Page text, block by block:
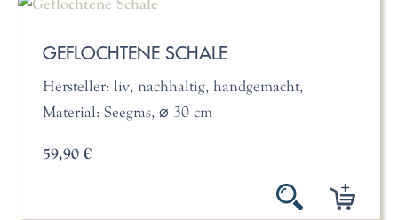
GEFLOCHTENE SCHALE
Hersteller: liv, nachhaltig, handgemacht,
Material: Seegras, ⌀ 30 cm
59,90 €